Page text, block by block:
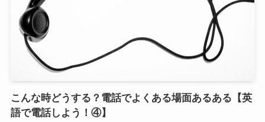
こんな時どうする？電話でよくある場面あるある【英
語で電話しよう！④】